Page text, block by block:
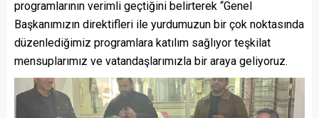
programlarının verimli geçtiğini belirterek “Genel
Başkanımızın direktifleri ile yurdumuzun bir çok noktasında
düzenlediğimiz programlara katılım sağlıyor teşkilat
mensuplarımız ve vatandaşlarımızla bir araya geliyoruz.